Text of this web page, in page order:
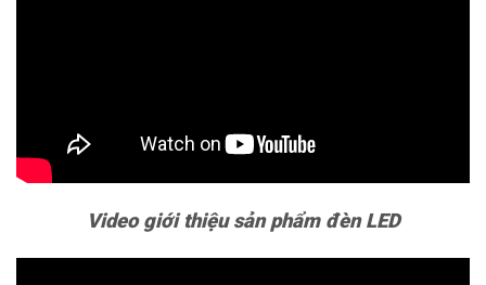
Video giới thiệu sản phẩm đèn LED